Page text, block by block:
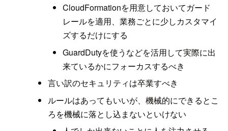
CloudFormationを用意しておいてガード
レールを適用、業務ごとに少しカスタマイ
ズするだけにする
GuardDutyを使うなどを活用して実際に出
来ているかにフォーカスするべき
言い訳のセキュリティは卒業すべき
ルールはあってもいいが、機械的にできるとこ
ろを機械に落とし込まないといけない